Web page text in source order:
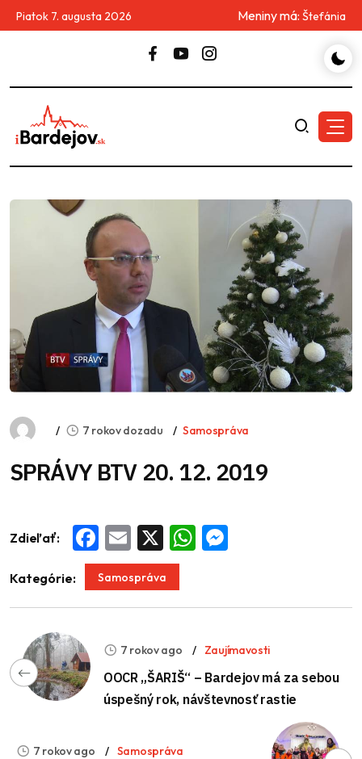
Piatok 7. augusta 2026 Meniny má: Štefánia
7 rokov dozadu Samospráva
SPRÁVY BTV 20. 12. 2019
Zdieľať: Facebook
Email WhatsApp
Kategórie: Samospráva
7 rokov ago Zaujímavosti
OOCR „ŠARIŠ“ – Bardejov má za sebou
úspešný rok, návštevnosť rastie
7 rokov ago Samospráva